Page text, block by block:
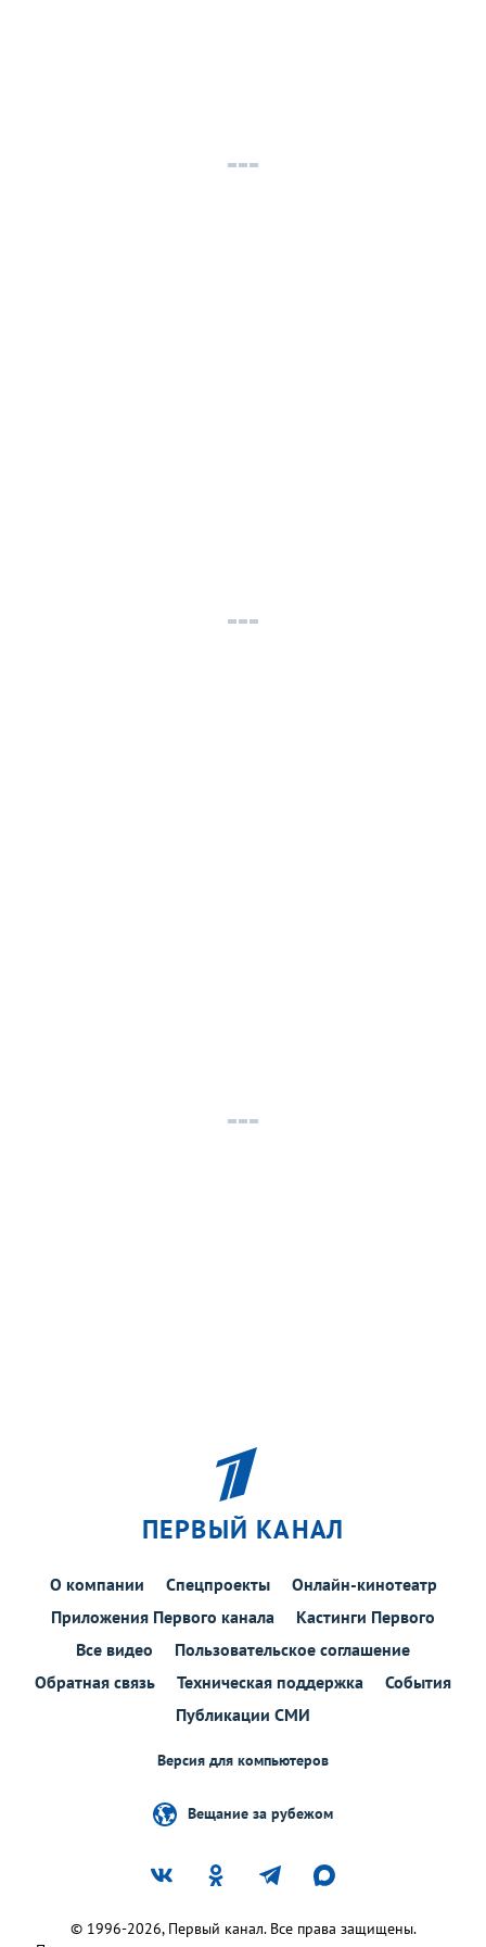
ПЕРВЫЙ КАНАЛ
О компании Спецпроекты
Онлайн-кинотеатр
Приложения Первого канала
Кастинги Первого
Все видео
Пользовательское соглашение
Обратная связь
Техническая поддержка
События
Публикации СМИ
Версия для компьютеров
Вещание за рубежом
© 1996-2026, Первый канал. Все права защищены.